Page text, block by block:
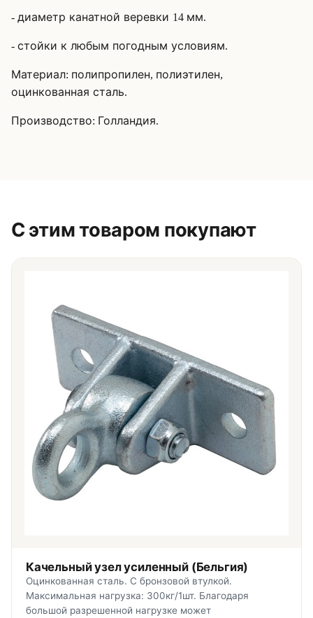
- диаметр канатной веревки 14 мм.
- стойки к любым погодным условиям.
Материал: полипропилен, полиэтилен,
оцинкованная сталь.
Производство: Голландия.
С этим товаром покупают
Качельный узел усиленный (Бельгия)
Оцинкованная сталь. С бронзовой втулкой.
Максимальная нагрузка: 300кг/1шт. Благодаря
большой разрешенной нагрузке может